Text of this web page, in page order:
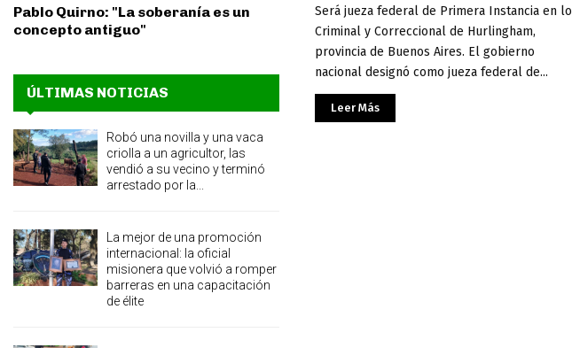
Será jueza federal de Primera Instancia en lo
Criminal y Correccional de Hurlingham,
provincia de Buenos Aires. El gobierno
nacional designó como jueza federal de...
Leer Más
Pablo Quirno: "La soberanía es un
concepto antiguo"
ÚLTIMAS NOTICIAS
Robó una novilla y una vaca
criolla a un agricultor, las
vendió a su vecino y terminó
arrestado por la...
La mejor de una promoción
internacional: la oficial
misionera que volvió a romper
barreras en una capacitación
de élite